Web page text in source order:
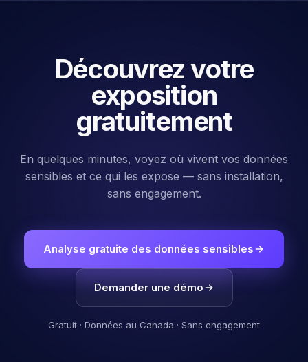
Découvrez votre
exposition
gratuitement
En quelques minutes, voyez où vivent vos données
sensibles et ce qui les expose — sans installation,
sans engagement.
Analyse gratuite des données sensibles
Demander une démo
Gratuit · Données au Canada · Sans engagement